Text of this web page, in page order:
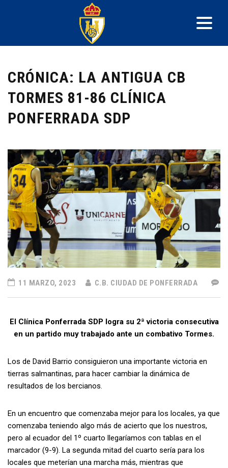
CRÓNICA: LA ANTIGUA CB
TORMES 81-86 CLÍNICA
PONFERRADA SDP
11 MARZO, 2023 C.B. CIUDAD DE PONFERRADA
El Clínica Ponferrada SDP logra su 2ª victoria consecutiva
en un partido muy trabajado ante un combativo Tormes.
Los de David Barrio consiguieron una importante victoria en
tierras salmantinas, para hacer cambiar la dinámica de
resultados de los bercianos.
En un encuentro que comenzaba mejor para los locales, ya que
comenzaba teniendo algo más de acierto que los nuestros,
pero al ecuador del 1º cuarto llegaríamos con tablas en el
marcador (9-9). La segunda mitad del cuarto sería para los
locales que meterían una marcha más, mientras que